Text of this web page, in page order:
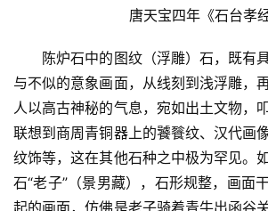
唐天宝四年《石台孝
陈炉石中的图纹（浮雕）石，既有
与不似的意象画面，从线刻到浅浮雕，
人以高古神秘的气息，宛如出土文物，
联想到商周青铜器上的饕餮纹、汉代画
纹饰等，这在其他石种之中极为罕见。
石“老子”（景男藏），石形规整，画面